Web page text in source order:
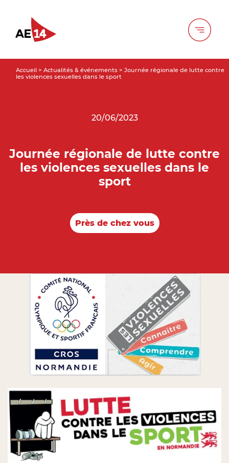
Accueil > Actualités & événements > Journée régionale de lutte contre
les violences sexuelles dans le sport
20/06/2023
Journée régionale de lutte contre
les violences sexuelles dans le
sport
Près de chez vous